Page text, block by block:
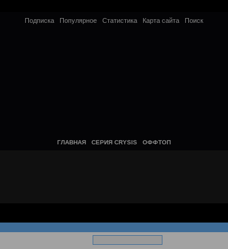
Подписка Популярное Статистика Карта сайта Поиск
ГЛАВНАЯ СЕРИЯ CRYSIS ОФФТОП